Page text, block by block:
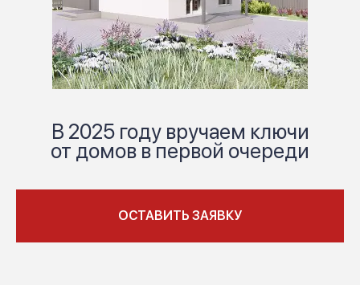
В 2025 году вручаем ключи
от домов в первой очереди
ОСТАВИТЬ ЗАЯВКУ